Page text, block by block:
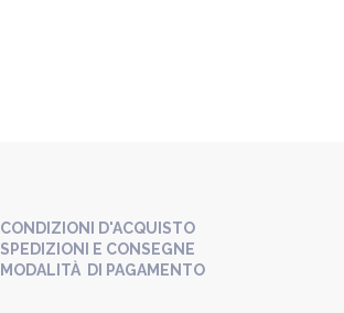
CONDIZIONI D'ACQUISTO
SPEDIZIONI E CONSEGNE
MODALITÀ DI PAGAMENTO